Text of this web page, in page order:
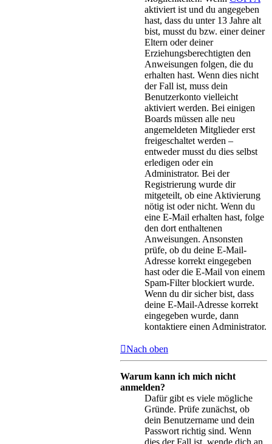
aktiviert ist und du angegeben
hast, dass du unter 13 Jahre alt
bist, musst du bzw. einer deiner
Eltern oder deiner
Erziehungsberechtigten den
Anweisungen folgen, die du
erhalten hast. Wenn dies nicht
der Fall ist, muss dein
Benutzerkonto vielleicht
aktiviert werden. Bei einigen
Boards müssen alle neu
angemeldeten Mitglieder erst
freigeschaltet werden –
entweder musst du dies selbst
erledigen oder ein
Administrator. Bei der
Registrierung wurde dir
mitgeteilt, ob eine Aktivierung
nötig ist oder nicht. Wenn du
eine E-Mail erhalten hast, folge
den dort enthaltenen
Anweisungen. Ansonsten
prüfe, ob du deine E-Mail-
Adresse korrekt eingegeben
hast oder die E-Mail von einem
Spam-Filter blockiert wurde.
Wenn du dir sicher bist, dass
deine E-Mail-Adresse korrekt
eingegeben wurde, dann
kontaktiere einen Administrator.
Nach oben
Warum kann ich mich nicht
anmelden?
Dafür gibt es viele mögliche
Gründe. Prüfe zunächst, ob
dein Benutzername und dein
Passwort richtig sind. Wenn
dies der Fall ist, wende dich an